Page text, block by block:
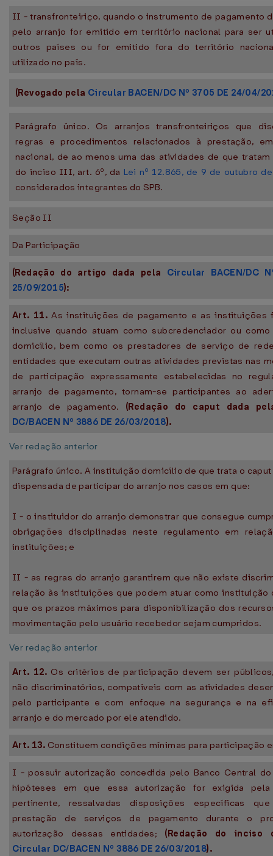
II - transfronteiriço, quando o instrumento de pagamento
pelo arranjo for emitido em território nacional para ser
outros países ou for emitido fora do território
utilizado no país.
(Revogado pela Circular BACEN/DC Nº 3705 DE 24/04/
Parágrafo único. Os arranjos transfronteiriços que
regras e procedimentos relacionados à prestação,
nacional, de ao menos uma das atividades de que
do inciso III, art. 6º, da Lei nº 12.865, de 9 de outubro
considerados integrantes do SPB.
Seção II
Da Participação
(Redação do artigo dada pela Circular BACEN/DC
25/09/2015):
Art. 11.As instituições de pagamento e as instituições
inclusive quando atuam como subcredenciador ou
domicílio, bem como os prestadores de serviço de
entidades que executam outras atividades previstas nas
de participação expressamente estabelecidas no
arranjo de pagamento, tornam-se participantes ao
arranjo de pagamento. (Redação do caput dada
DC/BACEN Nº 3886 DE 26/03/2018).
Ver redação anterior
Parágrafo único. A instituição domicílio de que trata o
dispensada de participar do arranjo nos casos em que:
I - o instituidor do arranjo demonstrar que consegue
obrigações disciplinadas neste regulamento em
instituições; e
II - as regras do arranjo garantirem que não existe
relação às instituições que podem atuar como instituição
que os prazos máximos para disponibilização dos
movimentação pelo usuário recebedor sejam cumpridos.
Ver redação anterior
Art. 12. Os critérios de participação devem ser
não discriminatórios, compatíveis com as atividades
pelo participante e com enfoque na segurança e na
arranjo e do mercado por ele atendido.
Art. 13. Constituem condições mínimas para participação
I - possuir autorização concedida pelo Banco Central do
hipóteses em que essa autorização for exigida pela
pertinente, ressalvadas disposições específicas
prestação de serviços de pagamento durante o
autorização dessas entidades; (Redação do inciso
Circular DC/BACEN Nº 3886 DE 26/03/2018).